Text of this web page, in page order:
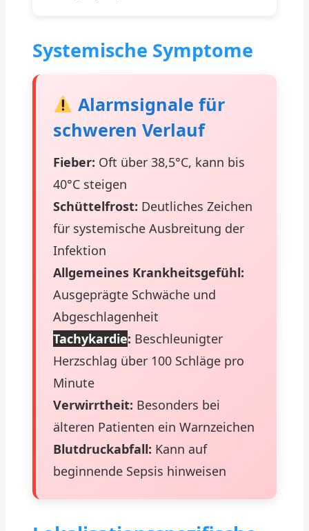
Systemische Symptome
Alarmsignale für
schweren Verlauf
Fieber: Oft über 38,5°C, kann bis
40°C steigen
Schüttelfrost: Deutliches Zeichen
für systemische Ausbreitung der
Infektion
Allgemeines Krankheitsgefühl:
Ausgeprägte Schwäche und
Abgeschlagenheit
Tachykardie: Beschleunigter
Herzschlag über 100 Schläge pro
Minute
Verwirrtheit: Besonders bei
älteren Patienten ein Warnzeichen
Blutdruckabfall: Kann auf
beginnende Sepsis hinweisen